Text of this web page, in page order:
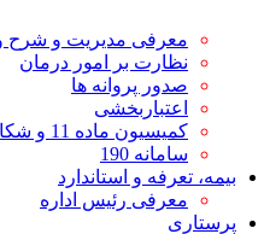
معرفی مدیریت و شرح
نظارت بر امور درمان
صدور پروانه ها
اعتباربخشی
کمیسیون ماده 11 و شکایات
سامانه 190
بیمه، تعرفه و استاندارد
معرفی رئیس اداره
پرستاری